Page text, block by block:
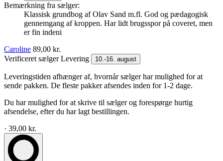
Bemærkning fra sælger:
Klassisk grundbog af Olav Sand m.fl. God og pædagogisk
gennemgang af kroppen. Har lidt brugsspor på coveret, men
er fin indeni
Caroline 89,00 kr.
Verificeret sælgerLevering 10.-16. august
Leveringstiden afhænger af, hvornår sælger har mulighed for at
sende pakken. De fleste pakker afsendes inden for 1-2 dage.
Du har mulighed for at skrive til sælger og forespørge hurtig
afsendelse, efter du har lagt bestillingen.
· 39,00 kr.